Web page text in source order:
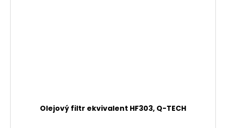
Olejový filtr ekvivalent HF303, Q-TECH